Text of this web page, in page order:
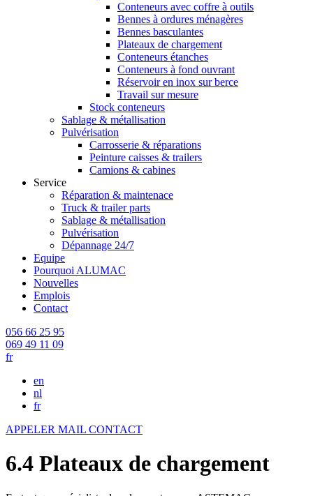
Conteneurs avec coffre à outils
Bennes à ordures ménagères
Bennes basculantes
Plateaux de chargement
Conteneurs étanches
Conteneurs à fond ouvrant
Réservoir en inox sur berce
Travail sur mesure
Stock conteneurs
Sablage & métallisation
Pulvérisation
Carrosserie & réparations
Peinture caisses & trailers
Camions & cabines
Service
Réparation & maintenace
Truck & trailer parts
Sablage & métallisation
Pulvérisation
Dépannage 24/7
Equipe
Pourquoi ALUMAC
Nouvelles
Emplois
Contact
056 66 25 95
069 49 11 09
fr
en
nl
fr
APPELER MAIL CONTACT
6.4 Plateaux de chargement